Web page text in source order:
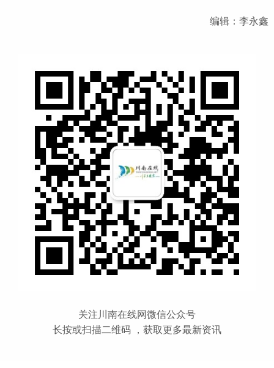
编辑：李永鑫
关注川南在线网微信公众号
长按或扫描二维码 ，获取更多最新资讯